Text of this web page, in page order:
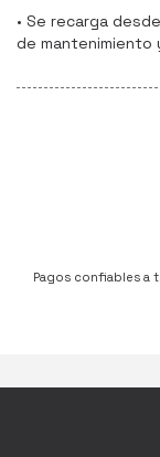
• Se recarga
de mantenimiento
Pagos confiables a